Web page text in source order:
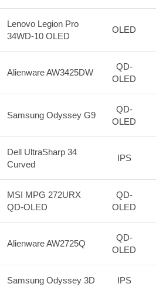
Lenovo Legion Pro
34WD-10 OLED
OLED
Alienware AW3425DW
QD-
OLED
Samsung Odyssey G9
QD-
OLED
Dell UltraSharp 34
Curved
IPS
MSI MPG 272URX
QD-OLED
QD-
OLED
Alienware AW2725Q
QD-
OLED
Samsung Odyssey 3D IPS